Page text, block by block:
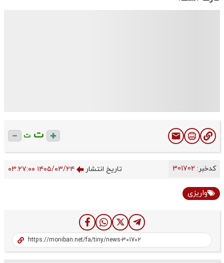
ت ت
کدخبر: تاریخ انتشار ۱۴۰۵/۰۳/۲۴ ۰۳:۲۷:۰۰
واریزی